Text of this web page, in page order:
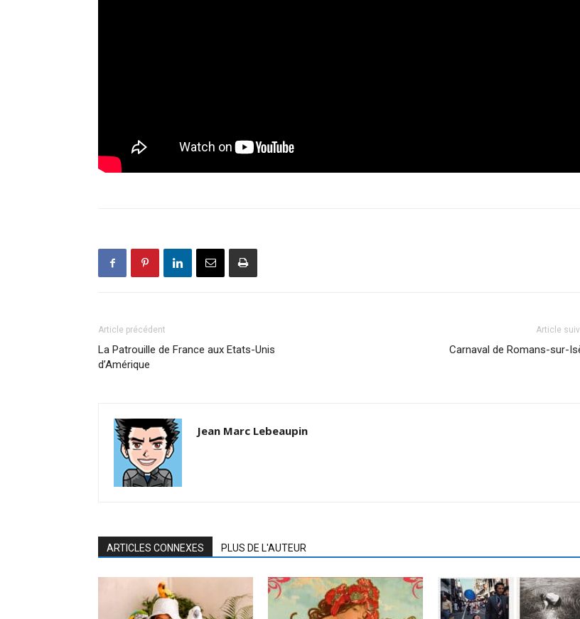
Article précédent
La Patrouille de France aux Etats-Unis
d’Amérique
Article
Carnaval de Romans-sur-
Jean Marc Lebeaupin
ARTICLES CONNEXES PLUS DE L'AUTEUR